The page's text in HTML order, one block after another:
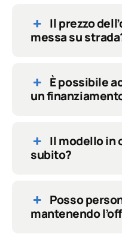
Il prezzo
messa su
È possibile
un
Il modello in
subito?
Posso
mantenendo